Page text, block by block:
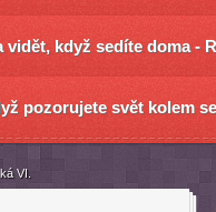
vidět, když sedíte doma -
pozorujete svět kolem
VI.